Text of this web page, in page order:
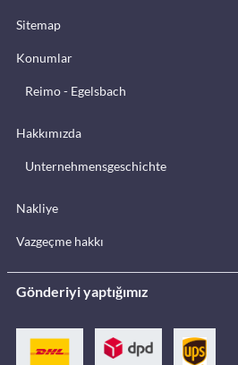
Sitemap
Konumlar
Reimo - Egelsbach
Hakkımızda
Unternehmensgeschichte
Nakliye
Vazgeçme hakkı
Gönderiyi yaptığımız